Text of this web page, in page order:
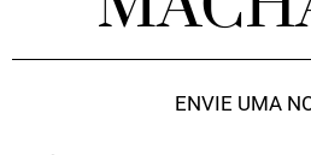
ENVIE UMA